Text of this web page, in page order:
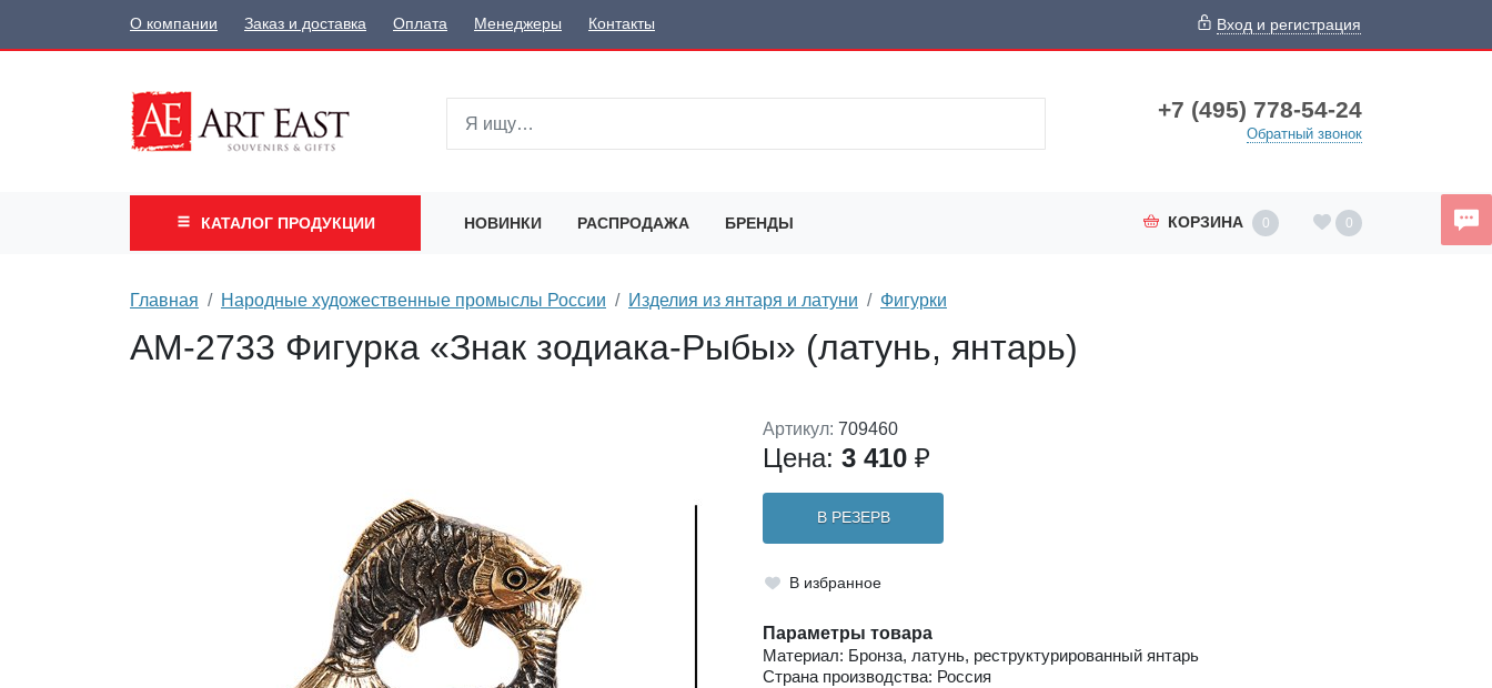
О компании Заказ и доставка Оплата Менеджеры Контакты Вход и регистрация
+7 (495) 778-54-24
Обратный звонок
КАТАЛОГ ПРОДУКЦИИ НОВИНКИ РАСПРОДАЖА БРЕНДЫ КОРЗИНА 0 0
Главная Народные художественные промыслы России Изделия из янтаря и латуни Фигурки
AM-2733 Фигурка «Знак зодиака-Рыбы» (латунь, янтарь)
Артикул: 709460
Цена: 3 410 ₽
В РЕЗЕРВ
В избранное
Параметры товара
Материал: Бронза, латунь, реструктурированный янтарь
Страна производства: Россия